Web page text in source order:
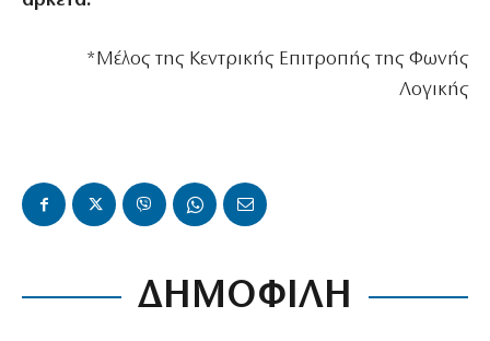
*Μέλος της Κεντρικής Επιτροπής της Φωνής
Λογικής
ΔΗΜΟΦΙΛΗ